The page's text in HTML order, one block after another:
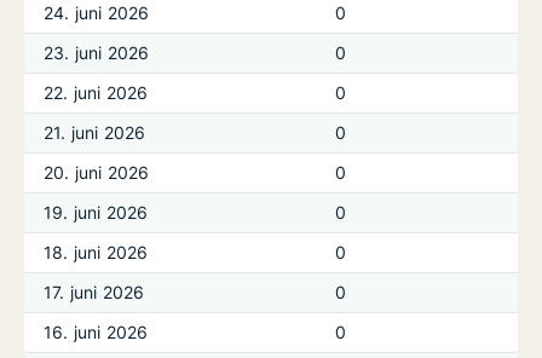
24. juni 2026
0
23. juni 2026
0
22. juni 2026
0
21. juni 2026
0
20. juni 2026
0
19. juni 2026
0
18. juni 2026
0
17. juni 2026
0
16. juni 2026
0